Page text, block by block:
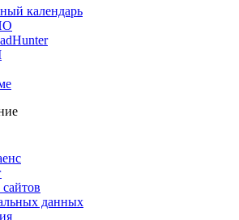
календарь
данных